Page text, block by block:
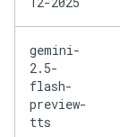
gemini-
2.5-
flash-
preview-
tts